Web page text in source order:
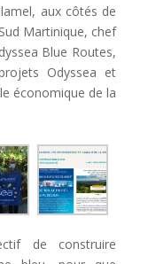
aux côtés de
Martinique, chef
Blue Routes,
Odyssea et
économique de la
de construire